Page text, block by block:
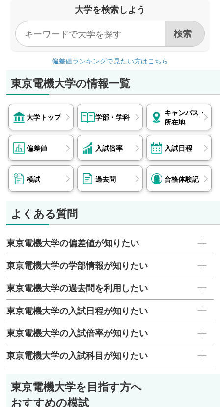
大学を検索しよう
偏差値ランキングで見たい方はこちら
東京電機大学の情報一覧
大学トップ 学部・学科
キャンパス・
所在地
偏差値 入試倍率 入試日程
模試 過去問 合格体験記
よくある質問
東京電機大学の偏差値が知りたい
東京電機大学の学部情報が知りたい
東京電機大学の過去問を利用したい
東京電機大学の入試日程が知りたい
東京電機大学の入試倍率が知りたい
東京電機大学の入試科目が知りたい
東京電機大学を目指す方へ
おすすめの模試